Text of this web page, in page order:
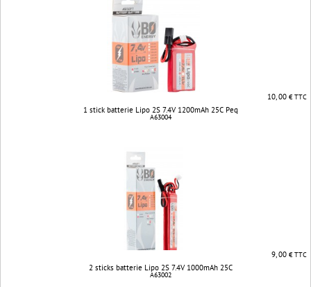
10, 00€ TTC
1 stick batterie Lipo 2S 7.4V 1200mAh 25C Peq
A63004
9, 00€ TTC
2 sticks batterie Lipo 2S 7.4V 1000mAh 25C
A63002